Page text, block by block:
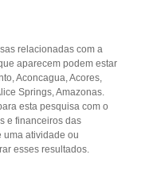
relacionadas com a
aparecem podem estar
Aconcagua, Acores,
Springs, Amazonas.
esta pesquisa com o
e financeiros das
uma atividade ou
esses resultados.